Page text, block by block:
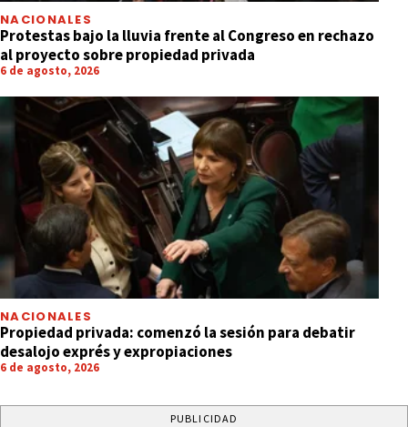
NACIONALES
Protestas bajo la lluvia frente al Congreso en rechazo
al proyecto sobre propiedad privada
6 de agosto, 2026
NACIONALES
Propiedad privada: comenzó la sesión para debatir
desalojo exprés y expropiaciones
6 de agosto, 2026
PUBLICIDAD